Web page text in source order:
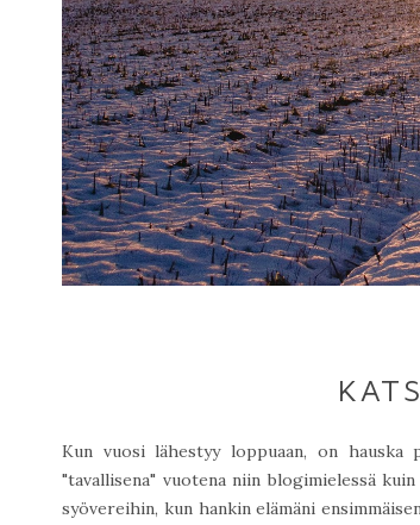
Kun vuosi lähestyy loppuaan, on hauska
"tavallisena" vuotena niin blogimielessä
syövereihin, kun hankin elämäni